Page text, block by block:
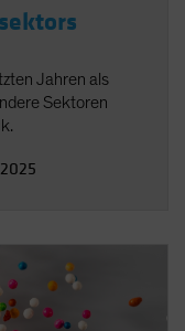
Jahren als
Sektoren